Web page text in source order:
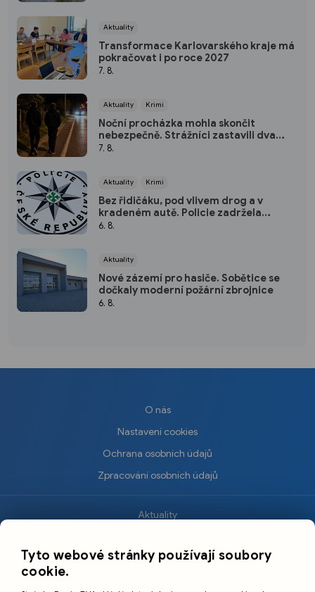
Aktuality
Transformace Karlovarského kraje má
pokračovat i po roce 2027
7. 8.
Aktuality Krimi
Noční procházka mohla skončit
nebezpečně. Strážníci zastavili dva
mladíky mířící do Bohatic
7. 8.
Aktuality Krimi
Bez řidičáku, pod vlivem drog a v
kradeném autě. Policie zadržela
třicetiletého muže
6. 8.
Aktuality
Nové zázemí pro hasiče. Sobětice se
dočkaly moderní požární zbrojnice
6. 8.
O nás
Nastavení cookies
Ochrana osobních údajů
Zpracování osobních údajů
Aktuality
Sport
Tyto webové stránky používají soubory
cookie.